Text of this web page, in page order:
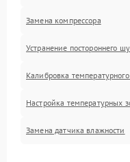
Замена компрессора
Устранение постороннего
Калибровка
Настройка температурных
Замена датчика влажности